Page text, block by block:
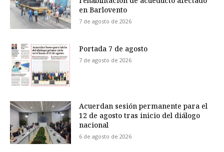
en Barlovento
7 de agosto de 2026
Portada 7 de agosto
7 de agosto de 2026
Acuerdan sesión permanente para el
12 de agosto tras inicio del diálogo
nacional
6 de agosto de 2026